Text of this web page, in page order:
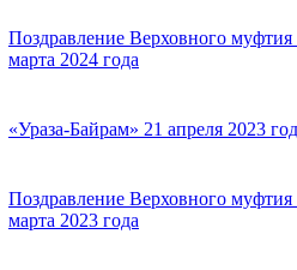
Поздравление Верховного
марта 2024 года
«Ураза-Байрам» 21 апреля 2023
Поздравление Верховного
марта 2023 года